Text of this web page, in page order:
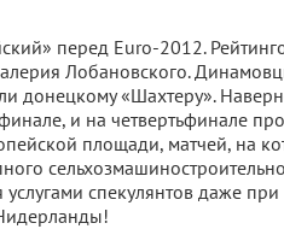
перед Euro-2012.
Лобановского.
донецкому «Шахтеру».
и на четвертьфинале
площади, матчей, на
спекулянтов даже